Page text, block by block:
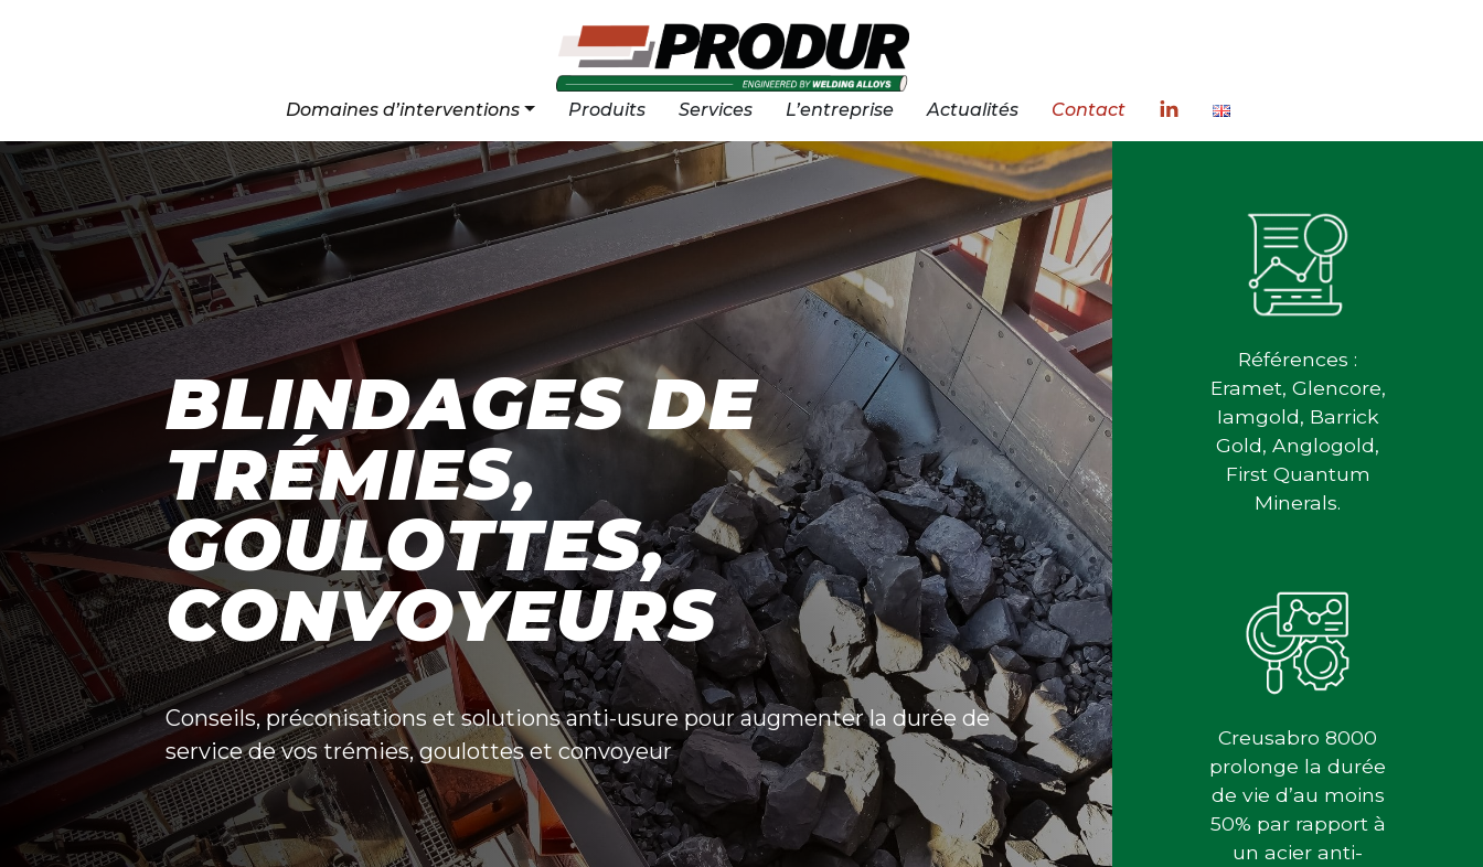
Domaines d’interventions Produits Services L’entreprise Actualités Contact
BLINDAGES DE
TRÉMIES,
GOULOTTES,
CONVOYEURS
Conseils, préconisations et solutions anti-usure pour augmenter la durée de
service de vos trémies, goulottes et convoyeur
Références :
Eramet, Glencore,
Iamgold, Barrick
Gold, Anglogold,
First Quantum
Minerals.
Creusabro 8000
prolonge la durée
de vie d’au moins
50% par rapport à
un acier anti-